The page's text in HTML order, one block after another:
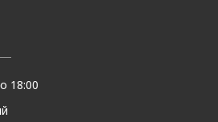
18:00